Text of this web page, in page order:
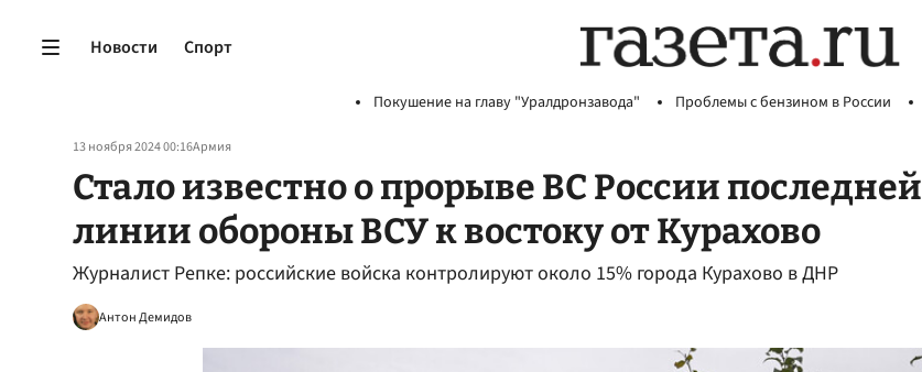
Новости Спорт
Покушение на главу "Уралдронзавода" Проблемы с бензином в России
13 ноября 2024 00:16Армия
Стало известно о прорыве ВС России последней
линии обороны ВСУ к востоку от Курахово
Журналист Репке: российские войска контролируют около 15% города Курахово в ДНР
Антон Демидов